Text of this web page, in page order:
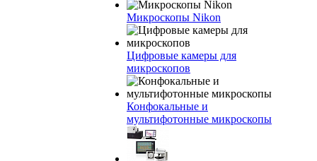
Микроскопы Nikon
Цифровые камеры для
микроскопов
Конфокальные и
мультифотонные микроскопы